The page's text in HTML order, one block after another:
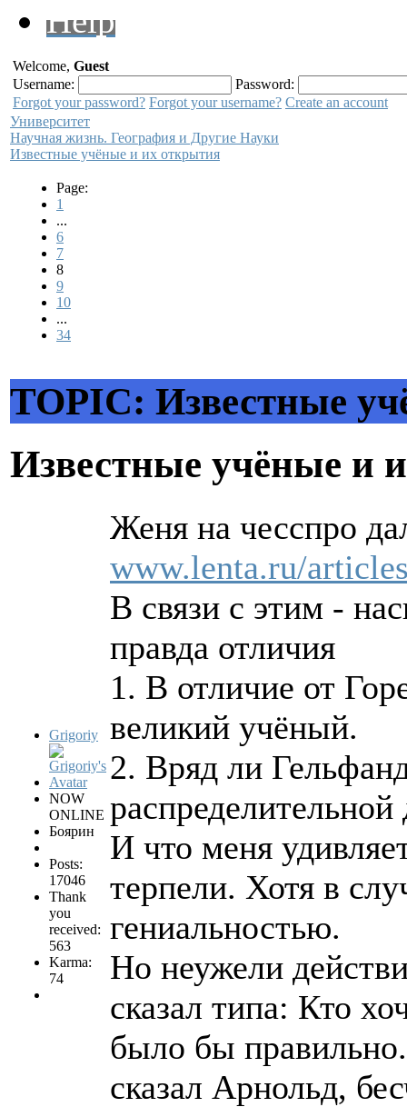
Help
Welcome, Guest
Username:
Password:
Forgot your password? Forgot your username? Create an account
Университет
Научная жизнь. География и Другие Науки
Известные учёные и их открытия
Page:
1
...
6
7
8
9
10
...
34
TOPIC: Известные
Известные учёные и
Grigoriy
NOW
ONLINE
Боярин
Posts:
17046
Thank
you
received:
563
Karma:
74
Женя на чесспро
www.lenta.ru/
В связи с этим -
правда отличия
1. В отличие от
великий учёный.
2. Вряд ли
И что меня
терпели. Хотя в
гениальностью.
Но неужели
сказал типа: Кто
было бы правильно.
сказал Арнольд,